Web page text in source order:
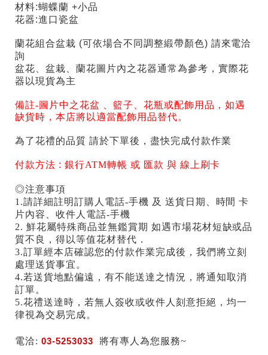
材料:蝴蝶蘭 +小品
花器:進口瓷盆
蘭花組合盆栽 (可依場合不同調整緞帶顏色) 請來電洽
詢
盆花、盆栽、蘭花圖片內之花器通常為參考，實際花
器以現貨為主
備註-圖片中之花盆 、籃子、花瓶或配飾用品，如遇
缺貨時，本店將以適當配飾用品替代。
為了花禮的品質 請於下單後，盡快完成付款作業
付款方法 :銀行ATM轉帳 或 匯款 與 線上刷卡
◎注意事項
1.請詳細註明訂購人電話-手機 及 送貨日期、時間 卡
片內容、收件人電話-手機
2. 鮮花屬特殊商品並無鑑賞期 如遇市場花材短缺或品
質不良，得以等值花材替代．
3.訂單經本店確認您的付款作業完成後，我們將立刻
處理送貨事宜。
4.若送貨地點偏遠，有不能送達之情況，將通知取消
訂單。
5.花禮送達時，若無人簽收或收件人刻意拒絕，均一
律視為交易完成。
電洽:03-5253033 將有專人為您服務~